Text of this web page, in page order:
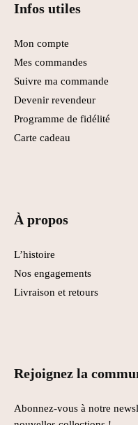
Infos utiles
Mon compte
Mes commandes
Suivre ma commande
Devenir revendeur
Programme de fidélité
Carte cadeau
À propos
L’histoire
Nos engagements
Livraison et retours
Rejoignez la
Abonnez-vous à notre